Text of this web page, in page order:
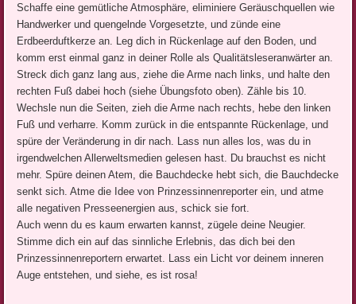
Schaffe eine gemütliche Atmosphäre, eliminiere Geräuschquellen wie
Handwerker und quengelnde Vorgesetzte, und zünde eine
Erdbeerduftkerze an. Leg dich in Rückenlage auf den Boden, und
komm erst einmal ganz in deiner Rolle als Qualitätsleseranwärter an.
Streck dich ganz lang aus, ziehe die Arme nach links, und halte den
rechten Fuß dabei hoch (siehe Übungsfoto oben). Zähle bis 10.
Wechsle nun die Seiten, zieh die Arme nach rechts, hebe den linken
Fuß und verharre. Komm zurück in die entspannte Rückenlage, und
spüre der Veränderung in dir nach. Lass nun alles los, was du in
irgendwelchen Allerweltsmedien gelesen hast. Du brauchst es nicht
mehr. Spüre deinen Atem, die Bauchdecke hebt sich, die Bauchdecke
senkt sich. Atme die Idee von Prinzessinnenreporter ein, und atme
alle negativen Presseenergien aus, schick sie fort.
Auch wenn du es kaum erwarten kannst, zügele deine Neugier.
Stimme dich ein auf das sinnliche Erlebnis, das dich bei den
Prinzessinnenreportern erwartet. Lass ein Licht vor deinem inneren
Auge entstehen, und siehe, es ist rosa!